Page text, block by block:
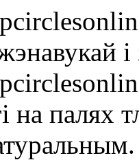
і
на палях